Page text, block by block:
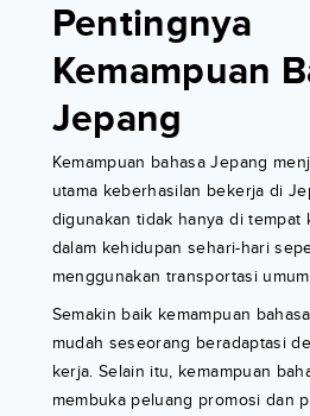
Pentingnya
Kemampuan
Jepang
Kemampuan bahasa Jepang
utama keberhasilan bekerja di
digunakan tidak hanya di tempat
dalam kehidupan sehari-hari
menggunakan transportasi
Semakin baik kemampuan
mudah seseorang beradaptasi
kerja. Selain itu, kemampuan
membuka peluang promosi dan